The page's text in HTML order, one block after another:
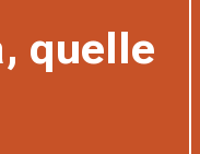
quelle